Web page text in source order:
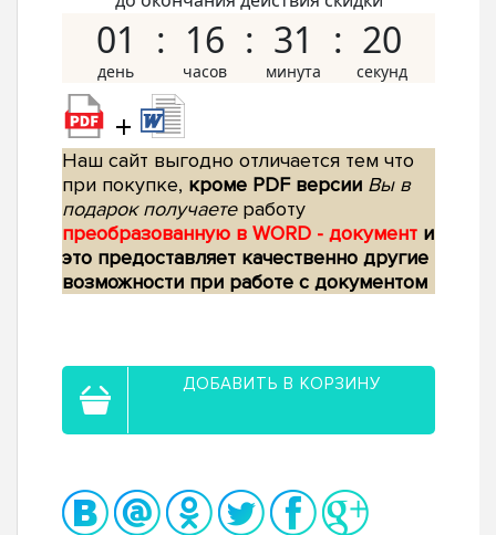
01 16 31 19
+
Наш сайт выгодно отличается тем что
при покупке, кроме PDF версии Вы в
подарок получаетеработу
преобразованную в WORD - документ и
это предоставляет качественно другие
возможности при работе с документом
ДОБАВИТЬ В КОРЗИНУ